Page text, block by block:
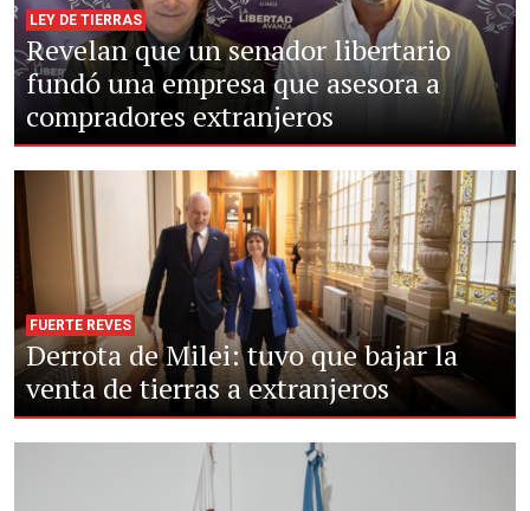
LEY DE TIERRAS
Revelan que un senador libertario
fundó una empresa que asesora a
compradores extranjeros
FUERTE REVES
Derrota de Milei: tuvo que bajar la
venta de tierras a extranjeros